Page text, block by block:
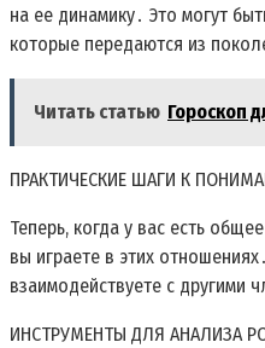
на ее динамику․ Это могут
которые передаются из
Читать статью Гороскоп
ПРАКТИЧЕСКИЕ ШАГИ К
Теперь, когда у вас есть
вы играете в этих
взаимодействуете с другими
ИНСТРУМЕНТЫ ДЛЯ АНАЛИЗА